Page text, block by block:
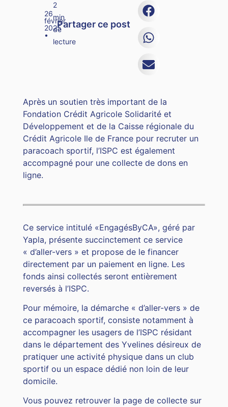
26
février
2025
•
2
min
de
lecture
Partager ce post
Après un soutien très important de la
Fondation Crédit Agricole Solidarité et
Développement et de la Caisse régionale du
Crédit Agricole Ile de France pour recruter un
paracoach sportif, l’ISPC est également
accompagné pour une collecte de dons en
ligne.
Ce service intitulé «EngagésByCA», géré par
Yapla, présente succinctement ce service
« d’aller-vers » et propose de le financer
directement par un paiement en ligne. Les
fonds ainsi collectés seront entièrement
reversés à l’ISPC.
Pour mémoire, la démarche « d’aller-vers » de
ce paracoach sportif, consiste notamment à
accompagner les usagers de l’ISPC résidant
dans le département des Yvelines désireux de
pratiquer une activité physique dans un club
sportif ou un espace dédié non loin de leur
domicile.
Vous pouvez retrouver la page de collecte sur